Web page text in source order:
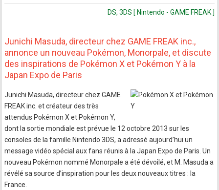
DS, 3DS [ Nintendo - GAME FREAK ]
Junichi Masuda, directeur chez GAME FREAK inc.,
annonce un nouveau Pokémon, Monorpale, et discute
des inspirations de Pokémon X et Pokémon Y à la
Japan Expo de Paris
Junichi Masuda, directeur chez GAME
FREAK inc. et créateur des très
attendus Pokémon X et Pokémon Y,
dont la sortie mondiale est prévue le 12 octobre 2013 sur les
consoles de la famille Nintendo 3DS, a adressé aujourd’hui un
message vidéo spécial aux fans réunis à la Japan Expo de Paris. Un
nouveau Pokémon nommé Monorpale a été dévoilé, et M. Masuda a
révélé sa source d’inspiration pour les deux nouveaux titres : la
France.